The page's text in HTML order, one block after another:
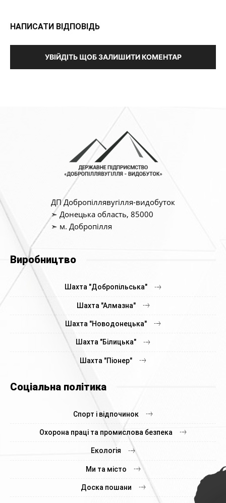
НАПИСАТИ ВІДПОВІДЬ
УВІЙДІТЬ ЩОБ ЗАЛИШИТИ КОМЕНТАР
ДП Добропіллявугілля-видобуток
➣ Донецька область, 85000
➣ м. Добропілля
Виробництво
Шахта "Добропільська"
Шахта "Алмазна"
Шахта "Новодонецька"
Шахта "Білицька"
Шахта "Піонер"
Соціальна політика
Спорт і відпочинок
Охорона праці та промислова безпека
Екологія
Ми та місто
Доска пошани